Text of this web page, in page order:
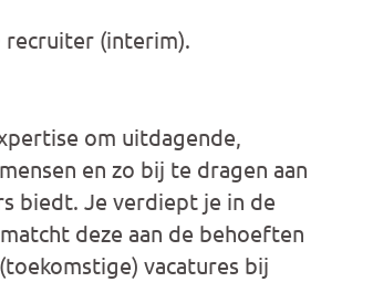
recruiter (interim).
om uitdagende,
en zo bij te dragen aan
biedt. Je verdiept je in de
deze aan de behoeften
vacatures bij